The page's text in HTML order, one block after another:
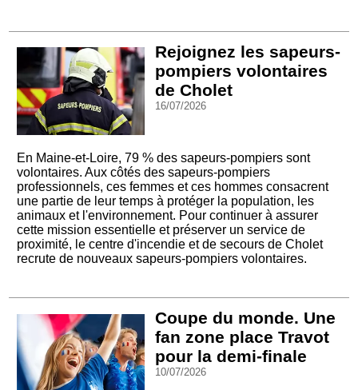
Rejoignez les sapeurs-
pompiers volontaires
de Cholet
16/07/2026
En Maine-et-Loire, 79 % des sapeurs-pompiers sont
volontaires. Aux côtés des sapeurs-pompiers
professionnels, ces femmes et ces hommes consacrent
une partie de leur temps à protéger la population, les
animaux et l'environnement. Pour continuer à assurer
cette mission essentielle et préserver un service de
proximité, le centre d'incendie et de secours de Cholet
recrute de nouveaux sapeurs-pompiers volontaires.
Coupe du monde. Une
fan zone place Travot
pour la demi-finale
10/07/2026